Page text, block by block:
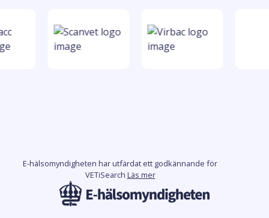
E-hälsomyndigheten har utfärdat ett godkännande för
VETiSearch Läs mer